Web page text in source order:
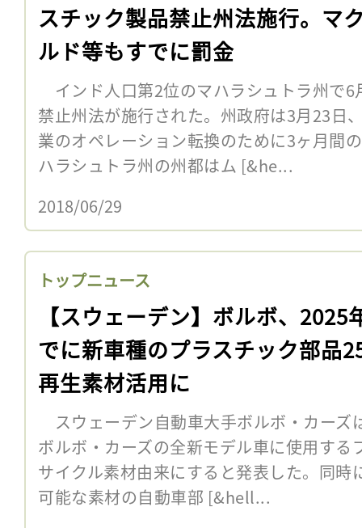
スチック製品禁止州法施行。マ
ルド等もすでに罰金
インド人口第2位のマハラシュトラ州で6
禁止州法が施行された。州政府は3月23日
業のオペレーション転換のために3ヶ月間
ハラシュトラ州の州都はム [&he...
2018/06/29
トップニュース
【スウェーデン】ボルボ、2025
でに新車種のプラスチック部品
再生素材活用に
スウェーデン自動車大手ボルボ・カーズ
ボルボ・カーズの全新モデル車に使用す
サイクル素材由来にすると発表した。同時
可能な素材の自動車部 [&hell...